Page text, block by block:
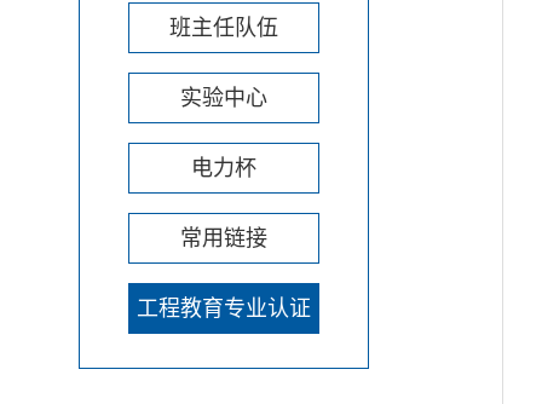
班主任队伍
实验中心
电力杯
常用链接
工程教育专业认证